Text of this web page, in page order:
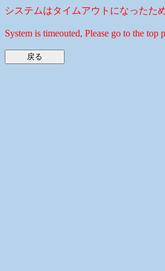
システムはタイムアウトになったた
System is timeouted, Please go to the top